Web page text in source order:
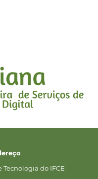
Tecnologia do IFCE